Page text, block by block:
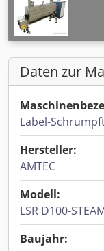
Daten zur
Label-
Hersteller:
AMTEC
Modell:
LSR D100-
Baujahr: